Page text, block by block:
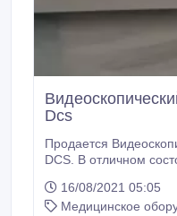
Dcs
Продается
DCS. В отличном
скинуть видеообзор!
по адресу г. Усть-Каменогорск, ул.
16/08/2021 05:05
Медицинское